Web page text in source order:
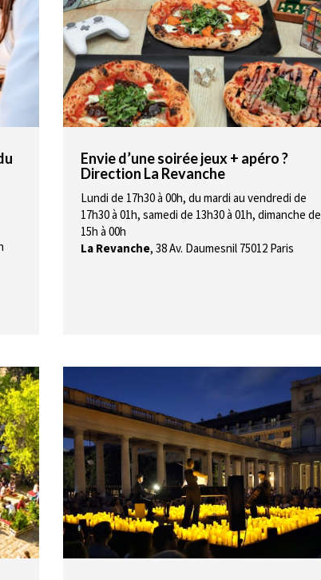
Envie d’une soirée jeux + apéro ?
Direction La Revanche
Lundi de 17h30 à 00h, du mardi au vendredi de
17h30 à 01h, samedi de 13h30 à 01h, dimanche de
15h à 00h
La Revanche, 38 Av. Daumesnil 75012 Paris